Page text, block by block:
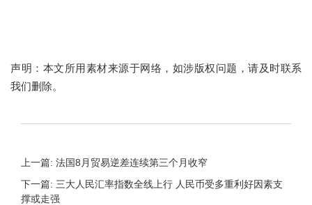
声明：本文所用素材来源于网络，如涉版权问题，请及时联系
我们删除。
上一篇: 法国8月贸易逆差连续第三个月收窄
下一篇: 三大人民汇率指数全线上行 人民币受多重利好因素支
撑或走强